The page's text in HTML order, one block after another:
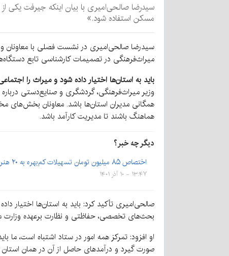
سیدرضا صالحی‌امیری با بیان اینکه جیرفت یکی
مسکن استفاده شود.»
سیدرضا صالحی‌امیری در نشست فصلی با معاونان و
میراث‌فرهنگی در تصمیمات کارشناسی تابع
باید به استان‌ها اختیار داده شود و میراث را
وزیر میراث‌فرهنگی، گردشگری و صنایع‌دستی
همگانی مدیران استان‌ها باشد. معاونان بخش‌های
هماهنگ باشند تا مدیریت کارآمد باشد.
دیگر چه خبر؟
اختصاص ۸۵ میلیون تومان تسهیلات کم‌بهره به ۲۰ هنرمند راینی
۱۳:۴۷ - ۱۰ آذر ۱۴۰۱
صالحی‌امیری تأکید کرد: باید به استان‌ها اختیار
بحث‌های تخصصی، حفاظتی و نظارت برعهده
او افزود: تمرکز همه امور در ستاد اشتباه است، ما
صورت گیرد و درآمدهای حاصل از آن در همان